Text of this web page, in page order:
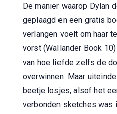
De manier waarop Dylan
geplaagd en een gratis
verlangen voelt om haar
vorst (Wallander Book
van hoe liefde zelfs de
overwinnen. Maar
beetje losjes, alsof het
verbonden sketches was